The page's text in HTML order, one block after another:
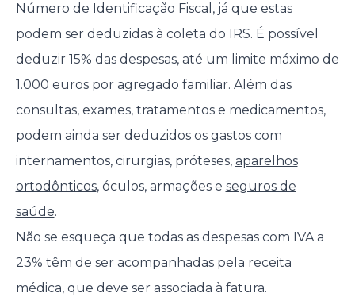
Número de Identificação Fiscal, já que estas
podem ser deduzidas à coleta do IRS. É possível
deduzir 15% das despesas, até um limite máximo de
1.000 euros por agregado familiar. Além das
consultas, exames, tratamentos e medicamentos,
podem ainda ser deduzidos os gastos com
internamentos, cirurgias, próteses, aparelhos
ortodônticos, óculos, armações e seguros de
saúde.
Não se esqueça que todas as despesas com IVA a
23% têm de ser acompanhadas pela receita
médica, que deve ser associada à fatura.